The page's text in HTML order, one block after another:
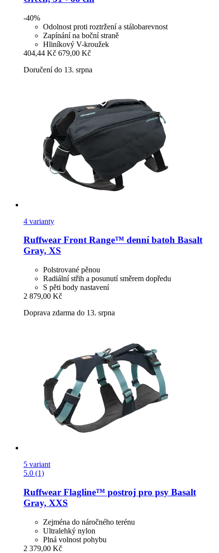
-40%
Odolnost proti roztržení a stálobarevnost
Zapínání na boční straně
Hliníkový V-kroužek
404,44 Kč 679,00 Kč
Doručení do 13. srpna
4 varianty
Ruffwear Front Range™ denní batoh Basalt
Gray, XS
Polstrované pěnou
Radiální střih a posunutí směrem dopředu
S pěti body nastavení
2 879,00 Kč
Doprava zdarma do 13. srpna
5 variant
5.0 (1)
Ruffwear Flagline™ postroj pro psy Basalt
Gray, XXS
Zejména do náročného terénu
Ultralehký nylon
Plná volnost pohybu
2 379,00 Kč